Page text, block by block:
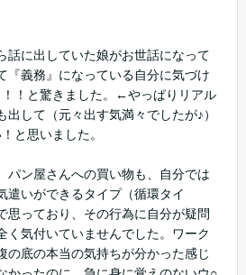
話に出していた娘がお世話になって
『義務』になっている自分に気づけ
！と驚きました。←やっぱりリアル
出して（元々出す気満々でしたが♪）
と思いました。
パン屋さんへの買い物も、自分では
遣いができるタイプ（循環タイ
思っており、その行為に自分が疑問
く気付いていませんでした。ワーク
の底の本当の気持ちが分かった感じ